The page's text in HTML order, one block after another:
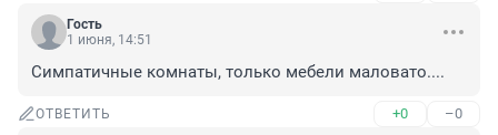
Гость
1 июня, 14:51
Симпатичные комнаты, только мебели маловато....
ОТВЕТИТЬ +0 –0